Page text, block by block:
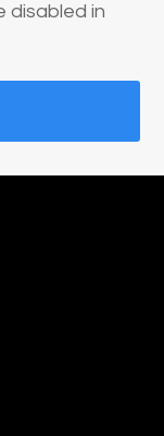
disabled in